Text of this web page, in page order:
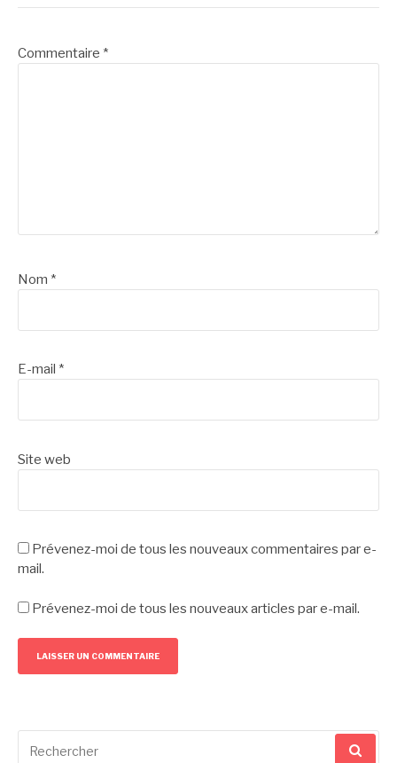
Commentaire *
Nom *
E-mail *
Site web
Prévenez-moi de tous les nouveaux commentaires par e-
mail.
Prévenez-moi de tous les nouveaux articles par e-mail.
pour